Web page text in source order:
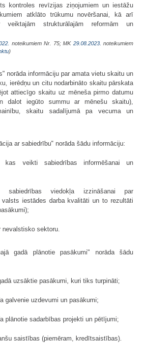
kontroles revīzijas ziņojumiem un iestāžu
atklāto trūkumu novēršanai, kā arī
veiktajām strukturālajām reformām un
noteikumiem Nr. 75; MK 29.08.2023. noteikumiem
)
norāda informāciju par amata vietu skaitu un
ierēdņu un citu nodarbināto skaitu pārskata
attiecīgo skaitu uz mēneša pirmo datumu
dalot iegūto summu ar mēnešu skaitu),
skaitu sadalījumā pa vecuma un
ar sabiedrību" norāda šādu informāciju:
kas veikti sabiedrības informēšanai un
sabiedrības viedokļa izzināšanai par
valsts iestādes darba kvalitāti un to rezultāti
sektoru.
gadā plānotie pasākumi" norāda šādu
uzsāktie pasākumi, kuri tiks turpināti;
galvenie uzdevumi un pasākumi;
plānotie sadarbības projekti un pētījumi;
saistības (piemēram, kredītsaistības).